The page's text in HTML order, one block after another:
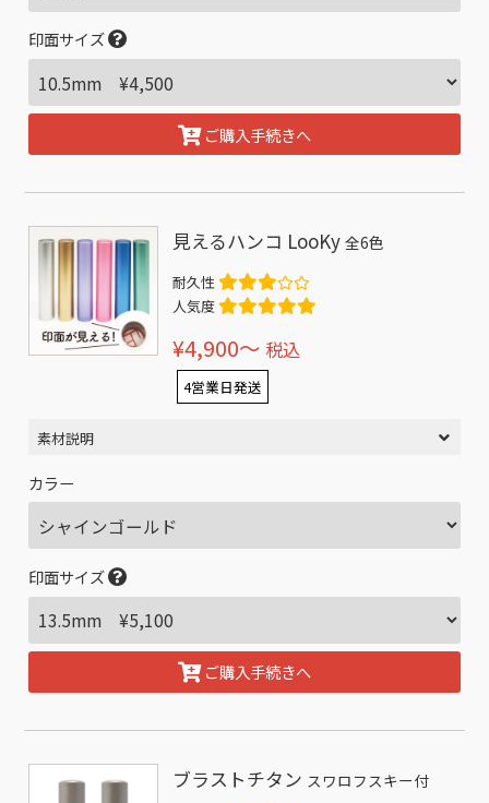
印面サイズ
ご購入手続きへ
見えるハンコ LooKy全6色
耐久性
人気度
¥4,900〜 税込
4営業日発送
素材説明
カラー
印面サイズ
ご購入手続きへ
ブラストチタン スワロフスキー付